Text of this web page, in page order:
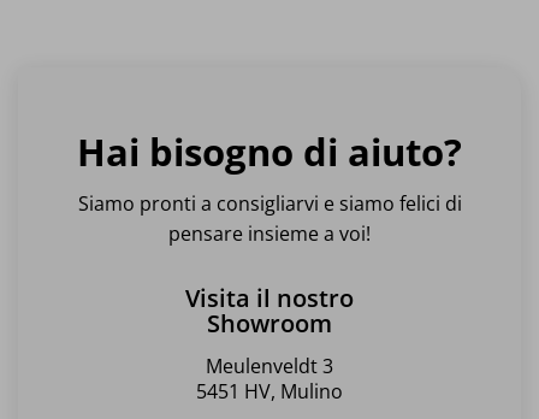
Hai bisogno di aiuto?
Siamo pronti a consigliarvi e siamo felici di
pensare insieme a voi!
Visita il nostro
Showroom
Meulenveldt 3
5451 HV, Mulino